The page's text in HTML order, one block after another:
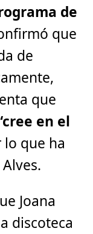
de
que
de
que
en el
lo que ha
Joana
discoteca